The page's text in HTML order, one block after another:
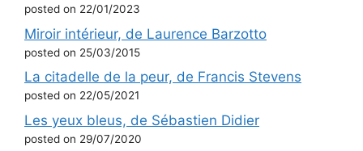
posted on 22/01/2023
Miroir intérieur, de Laurence Barzotto
posted on 25/03/2015
La citadelle de la peur, de Francis Stevens
posted on 22/05/2021
Les yeux bleus, de Sébastien Didier
posted on 29/07/2020